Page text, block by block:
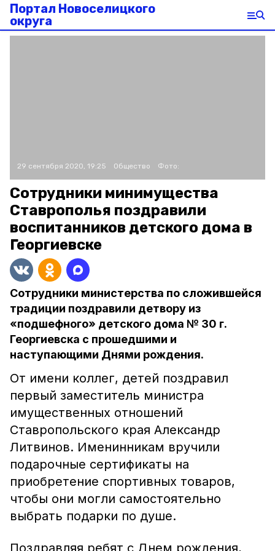
Портал Новоселицкого
округа
29 сентября 2020, 19:25 Общество Фото:
Сотрудники минимущества
Ставрополья поздравили
воспитанников детского дома в
Георгиевске
Сотрудники министерства по сложившейся
традиции поздравили детвору из
«подшефного» детского дома № 30 г.
Георгиевска с прошедшими и
наступающими Днями рождения.
От имени коллег, детей поздравил
первый заместитель министра
имущественных отношений
Ставропольского края Александр
Литвинов. Именинникам вручили
подарочные сертификаты на
приобретение спортивных товаров,
чтобы они могли самостоятельно
выбрать подарки по душе.
Поздравляя ребят с Днем рождения,